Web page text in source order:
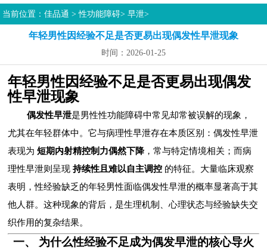
当前位置：佳品通 >性功能障碍>早泄>
年轻男性因经验不足是否更易出现偶发性早泄现象
时间：2026-01-25
年轻男性因经验不足是否更易出现偶发
性早泄现象
偶发性早泄是男性性功能障碍中常见却常被误解的现象，
尤其在年轻群体中。它与病理性早泄存在本质区别：偶发性早泄
表现为短期内射精控制力偶然下降，常与特定情境相关；而病
理性早泄则呈现持续性且难以自主调控 的特征。大量临床观察
表明，性经验缺乏的年轻男性面临偶发性早泄的概率显著高于其
他人群。这种现象的背后，是生理机制、心理状态与经验缺失交
织作用的复杂结果。
一、 为什么性经验不足成为偶发早泄的核心导火